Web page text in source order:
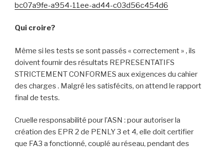
bc07a9fe-a954-11ee-ad44-c03d56c454d6
Qui croire?
Même si les tests se sont passés « correctement » , ils
doivent fournir des résultats REPRESENTATIFS
STRICTEMENT CONFORMES aux exigences du cahier
des charges . Malgré les satisfécits, on attend le rapport
final de tests.
Cruelle responsabilité pour l’ASN : pour autoriser la
création des EPR 2 de PENLY 3 et 4, elle doit certifier
que FA3 a fonctionné, couplé au réseau, pendant des